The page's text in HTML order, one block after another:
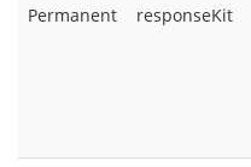
Permanent responseKit